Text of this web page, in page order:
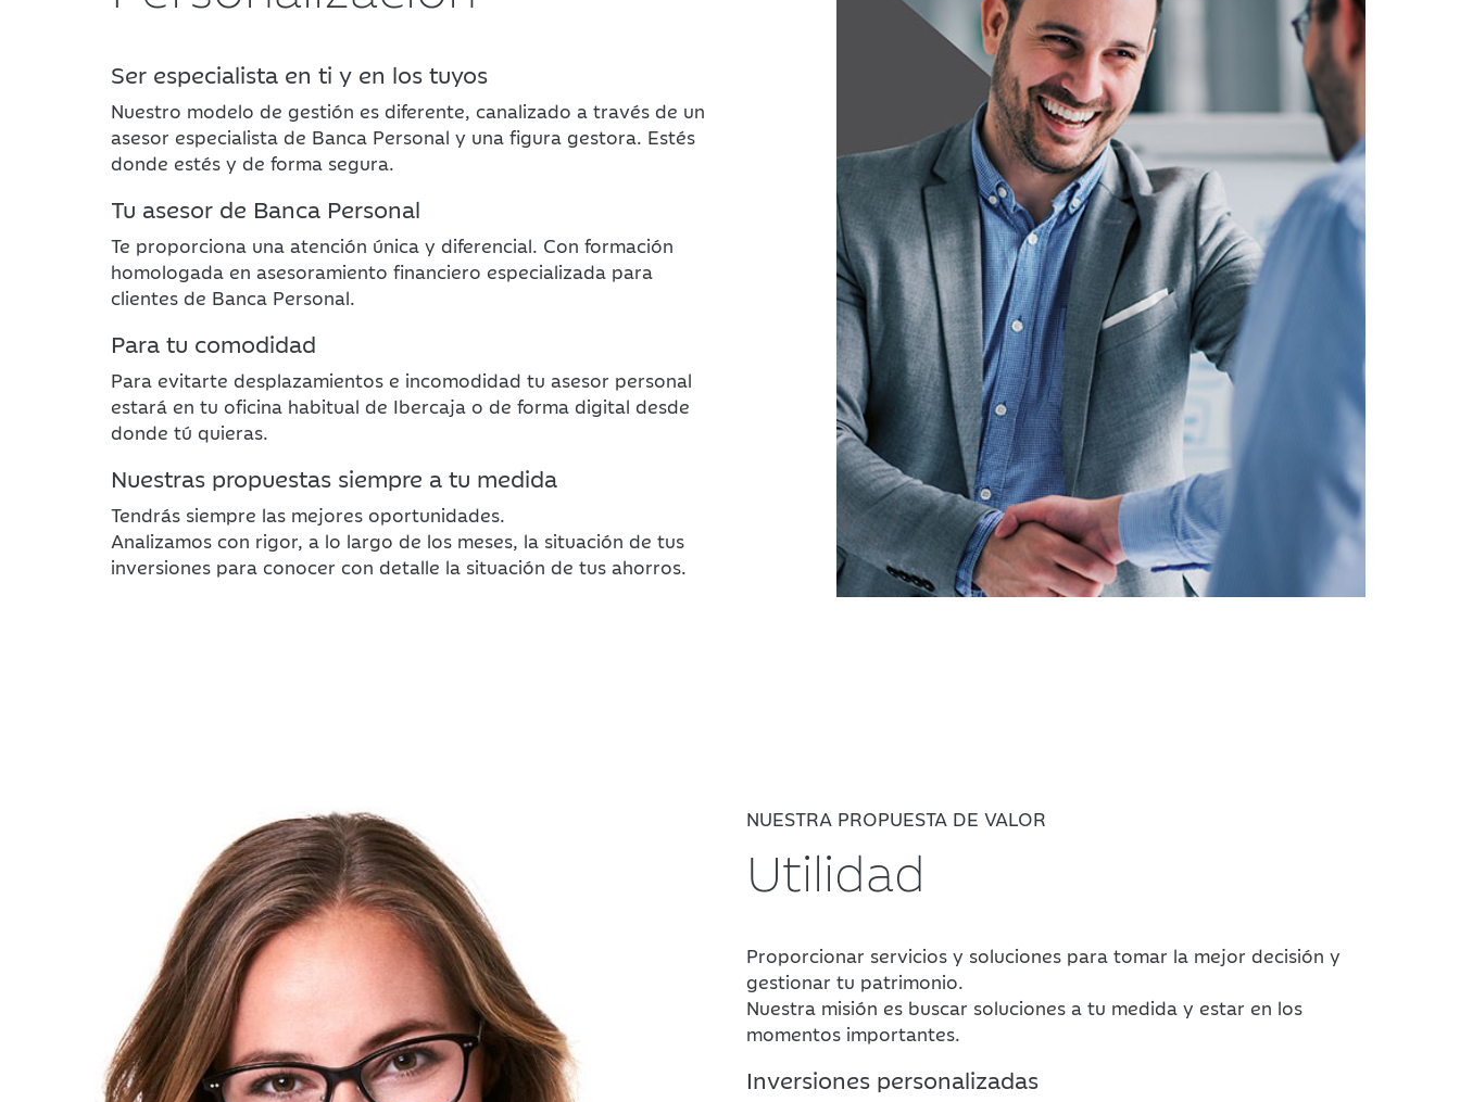
Ser especialista en ti y en los tuyos
Nuestro modelo de gestión es diferente, canalizado a través de un
asesor especialista de Banca Personal y una figura gestora. Estés
donde estés y de forma segura.
Tu asesor de Banca Personal
Te proporciona una atención única y diferencial. Con formación
homologada en asesoramiento financiero especializada para
clientes de Banca Personal.
Para tu comodidad
Para evitarte desplazamientos e incomodidad tu asesor personal
estará en tu oficina habitual de Ibercaja o de forma digital desde
donde tú quieras.
Nuestras propuestas siempre a tu medida
Tendrás siempre las mejores oportunidades.
Analizamos con rigor, a lo largo de los meses, la situación de tus
inversiones para conocer con detalle la situación de tus ahorros.
NUESTRA PROPUESTA DE VALOR
Utilidad
Proporcionar servicios y soluciones para tomar la mejor decisión y
gestionar tu patrimonio.
Nuestra misión es buscar soluciones a tu medida y estar en los
momentos importantes.
Inversiones personalizadas